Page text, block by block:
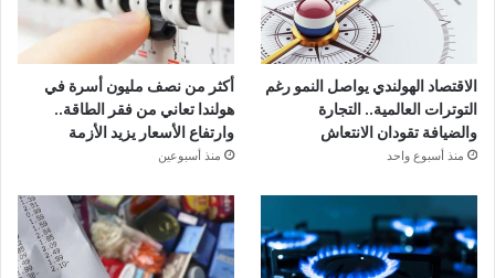
الاقتصاد الهولندي يواصل النمو رغم
التوترات العالمية.. التجارة
والضيافة تقودان الانتعاش
منذ أسبوع واحد
أكثر من نصف مليون أسرة في
هولندا تعاني من فقر الطاقة..
وارتفاع الأسعار يزيد الأزمة
منذ أسبوعين